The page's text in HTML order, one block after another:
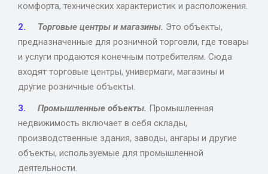
комфорта, технических характеристик и расположения.
Торговые центры и магазины. Это объекты,
предназначенные для розничной торговли, где товары
и услуги продаются конечным потребителям. Сюда
входят торговые центры, универмаги, магазины и
другие розничные объекты.
Промышленные объекты. Промышленная
недвижимость включает в себя склады,
производственные здания, заводы, ангары и другие
объекты, используемые для промышленной
деятельности.